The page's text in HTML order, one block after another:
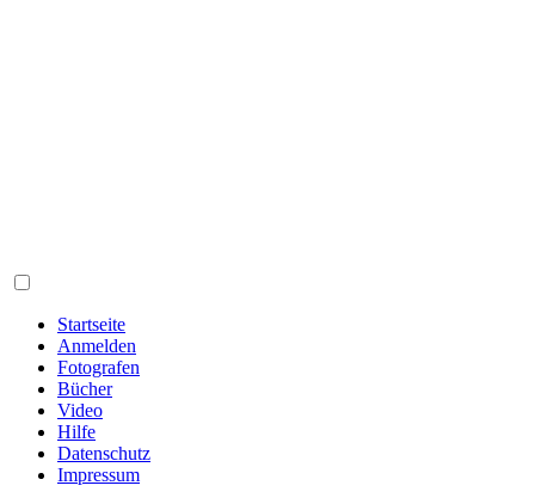
Startseite
Anmelden
Fotografen
Bücher
Video
Hilfe
Datenschutz
Impressum